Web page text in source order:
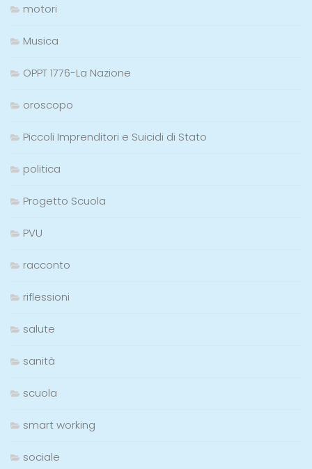
motori
Musica
OPPT 1776-La Nazione
oroscopo
Piccoli Imprenditori e Suicidi di Stato
politica
Progetto Scuola
PVU
racconto
riflessioni
salute
sanità
scuola
smart working
sociale